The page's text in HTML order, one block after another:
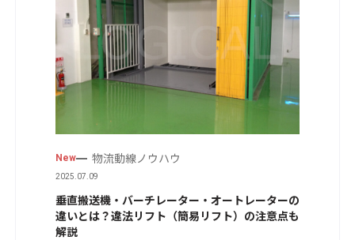
New 物流動線ノウハウ
2025.07.09
垂直搬送機・バーチレーター・オートレーターの
違いとは？違法リフト（簡易リフト）の注意点も
解説